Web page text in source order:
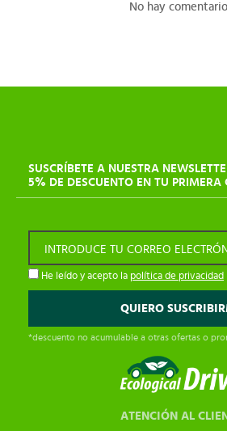
No hay
SUSCRÍBETE A NUESTRA
5% DE DESCUENTO EN TU PRIMERA
INTRODUCE TU CORREO
He leído y acepto la política de privacidad
*descuento no acumulable a otras ofertas o
ATENCIÓN AL